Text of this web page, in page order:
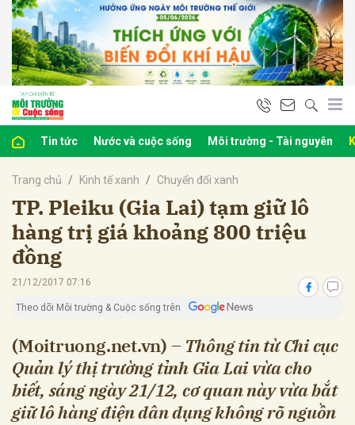
Tin tức Nước và cuộc sống Môi trường - Tài nguyên
Trang chủ Kinh tế xanh Chuyển đổi xanh
TP. Pleiku (Gia Lai) tạm giữ lô
hàng trị giá khoảng 800 triệu
đồng
21/12/2017 07:16
Theo dõi Môi trường & Cuộc sống trên
(Moitruong.net.vn) – Thông tin từ Chi cục
Quản lý thị trường tỉnh Gia Lai vừa cho
biết, sáng ngày 21/12, cơ quan này vừa bắt
giữ lô hàng điện dân dụng không rõ nguồn
luận